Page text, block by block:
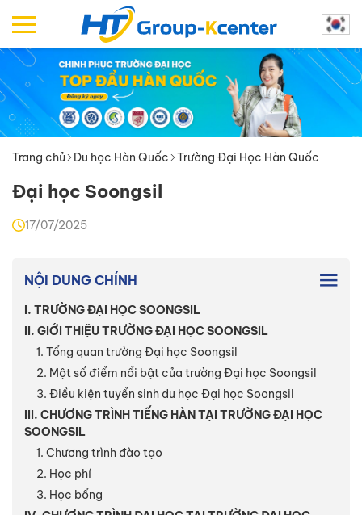
Trang chủ Du học Hàn Quốc Trường Đại Học Hàn Quốc
Đại học Soongsil
17/07/2025
NỘI DUNG CHÍNH
I. TRƯỜNG ĐẠI HỌC SOONGSIL
II. GIỚI THIỆU TRƯỜNG ĐẠI HỌC SOONGSIL
1. Tổng quan trường Đại học Soongsil
2. Một số điểm nổi bật của trường Đại học Soongsil
3. Điều kiện tuyển sinh du học Đại học Soongsil
III. CHƯƠNG TRÌNH TIẾNG HÀN TẠI TRƯỜNG ĐẠI HỌC
SOONGSIL
1. Chương trình đào tạo
2. Học phí
3. Học bổng